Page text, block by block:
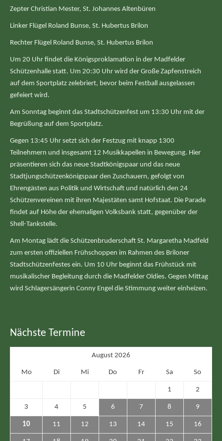
Zepter Christian Mester, St. Johannes Altenbüren
Linker Flügel Roland Bunse, St. Hubertus Brilon
Rechter Flügel Roland Bunse, St. Hubertus Brilon
Um 20 Uhr findet die Königsproklamation in der Madfelder
Schützenhalle statt. Um 20:30 Uhr wird der Große Zapfenstreich
auf dem Sportplatz zelebriert, bevor beim Festball ausgelassen
gefeiert wird.
Am Sonntag beginnt das Stadtschützenfest um 13:30 Uhr mit der
Begrüßung auf dem Sportplatz.
Gegen 13:45 Uhr setzt sich der Festzug mit knapp 1300
Teilnehmern und insgesamt 12 Musikkapellen in Bewegung. Hier
präsentieren sich das neue Stadtkönigspaar und das neue
Stadtjungschützenkönigspaar den Zuschauern, gefolgt von
Ehrengästen aus Politik und Wirtschaft und natürlich den 24
Schützenvereinen mit ihren Majestäten samt Hofstaat. Die Parade
findet auf Höhe der ehemaligen Volksbank statt, gegenüber der
Shell-Tankstelle.
Am Montag lädt die Schützenbruderschaft St. Margaretha Madfeld
zum ersten offiziellen Frühschoppen im Rahmen des Briloner
Stadtschützenfestes ein. Um 10 Uhr beginnt das Frühstück mit
musikalischer Begleitung durch die Madfelder Oldies. Gegen Mittag
wird Schlagersängerin Conny Engel die Stimmung weiter einheizen.
Nächste Termine
August 2026
Mo Di Mi Do Fr Sa So
1 2
3 4 5 6 7 8 9
10 11 12 13 14 15 16